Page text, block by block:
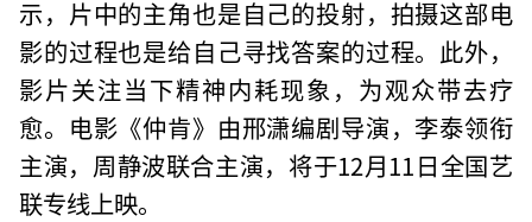
示，片中的主角也是自己的投射，拍摄这部电
影的过程也是给自己寻找答案的过程。此外，
影片关注当下精神内耗现象，为观众带去疗
愈。电影《仲肯》由邢潇编剧导演，李泰领衔
主演，周静波联合主演，将于12月11日全国艺
联专线上映。